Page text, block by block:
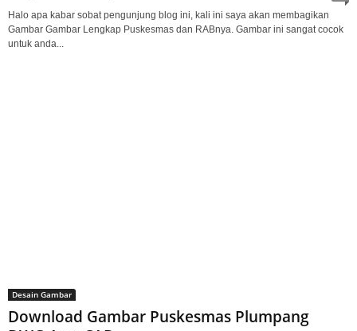
Halo apa kabar sobat pengunjung blog ini, kali ini saya akan membagikan
Gambar Gambar Lengkap Puskesmas dan RABnya. Gambar ini sangat cocok
untuk anda...
Desain Gambar
Download Gambar Puskesmas Plumpang